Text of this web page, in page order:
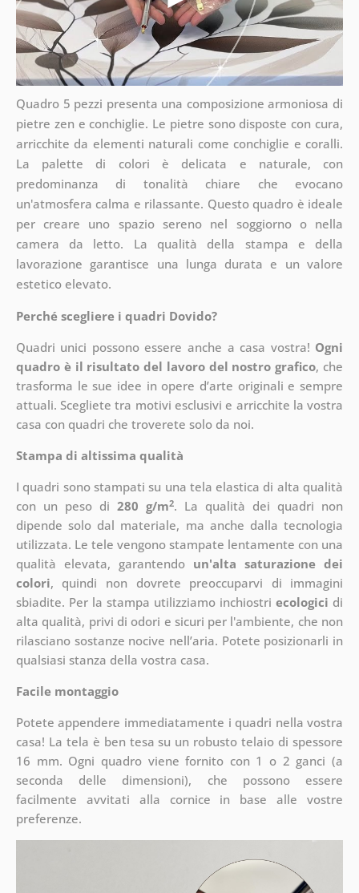
Quadro 5 pezzi presenta una composizione armoniosa di
pietre zen e conchiglie. Le pietre sono disposte con cura,
arricchite da elementi naturali come conchiglie e coralli.
La palette di colori è delicata e naturale, con
predominanza di tonalità chiare che evocano
un'atmosfera calma e rilassante. Questo quadro è ideale
per creare uno spazio sereno nel soggiorno o nella
camera da letto. La qualità della stampa e della
lavorazione garantisce una lunga durata e un valore
estetico elevato.
Perché scegliere i quadri Dovido?
Quadri unici possono essere anche a casa vostra! Ogni
quadro è il risultato del lavoro del nostro grafico, che
trasforma le sue idee in opere d’arte originali e sempre
attuali. Scegliete tra motivi esclusivi e arricchite la vostra
casa con quadri che troverete solo da noi.
Stampa di altissima qualità
I quadri sono stampati su una tela elastica di alta qualità
con un peso di 280 g/m2. La qualità dei quadri non
dipende solo dal materiale, ma anche dalla tecnologia
utilizzata. Le tele vengono stampate lentamente con una
qualità elevata, garantendo un'alta saturazione dei
colori, quindi non dovrete preoccuparvi di immagini
sbiadite. Per la stampa utilizziamo inchiostriecologici di
alta qualità, privi di odori e sicuri per l'ambiente, che non
rilasciano sostanze nocive nell’aria. Potete posizionarli in
qualsiasi stanza della vostra casa.
Facile montaggio
Potete appendere immediatamente i quadri nella vostra
casa! La tela è ben tesa su un robusto telaio di spessore
16 mm. Ogni quadro viene fornito con 1 o 2 ganci (a
seconda delle dimensioni), che possono essere
facilmente avvitati alla cornice in base alle vostre
preferenze.